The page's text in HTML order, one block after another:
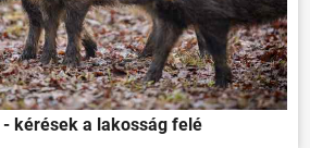
ÜGYINTÉZÉS
KÖZÖSSÉG
HÍREK
kérések a lakosság felé